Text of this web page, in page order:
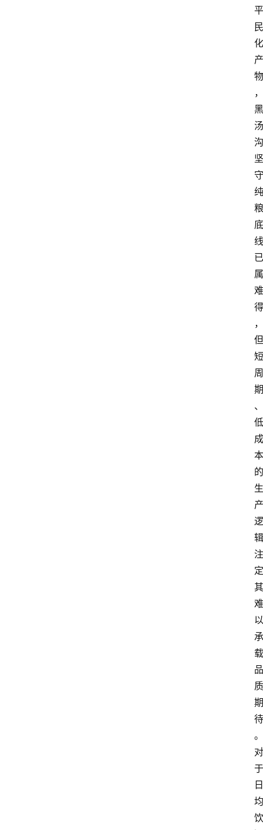
平
民
化
产
物
，
黑
汤
沟
坚
守
纯
粮
底
线
已
属
难
得
，
但
短
周
期
、
低
成
本
的
生
产
逻
辑
注
定
其
难
以
承
载
品
质
期
待
。
对
于
日
均
饮